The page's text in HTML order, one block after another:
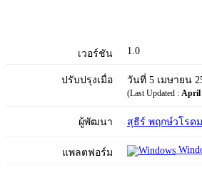
เวอร์ชัน 1.0
ปรับปรุงเมื่อ วันที่ 5 เมษายน
(Last Updated : April
ผู้พัฒนา สุธีร์ พฤกษ์วโรดม
แพลตฟอร์ม